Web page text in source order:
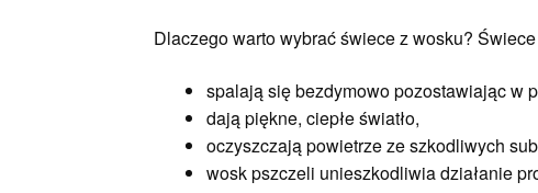
Dlaczego warto wybrać świece z wosku?
spalają się bezdymowo pozostawiając w
dają piękne, ciepłe światło,
oczyszczają powietrze ze szkodliwych
wosk pszczeli unieszkodliwia działanie